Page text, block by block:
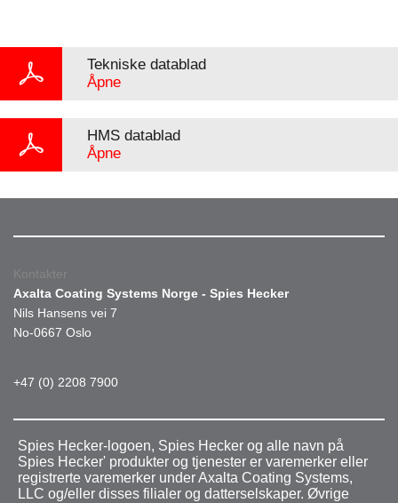
Tekniske datablad
Åpne
HMS datablad
Åpne
Kontakter
Axalta Coating Systems Norge - Spies Hecker
Nils Hansens vei 7
No-0667 Oslo
+47 (0) 2208 7900
Spies Hecker-logoen, Spies Hecker og alle navn på
Spies Hecker' produkter og tjenester er varemerker eller
registrerte varemerker under Axalta Coating Systems,
LLC og/eller disses filialer og datterselskaper. Øvrige